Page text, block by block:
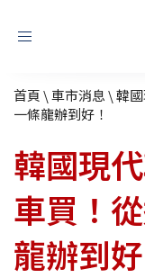
Toggle
首頁\車市消息\韓
一條龍辦到好！
韓國現
車買！
龍辦到好